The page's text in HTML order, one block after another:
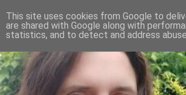
This site uses cookies from Google to
are shared with Google along with
statistics, and to detect and address